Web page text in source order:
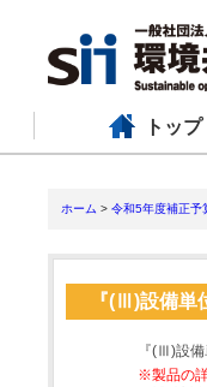
トップ
ホーム > 令和5年度補正予
『(Ⅲ)設備単
『(Ⅲ)設
※製品の